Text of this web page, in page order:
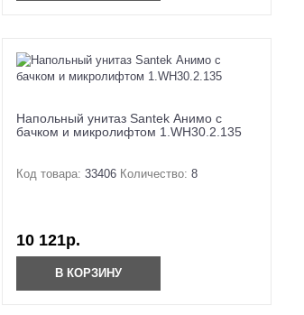
Напольный унитаз Santek Анимо с
бачком и микролифтом 1.WH30.2.135
Код товара: 33406 Количество: 8
10 121р.
В КОРЗИНУ